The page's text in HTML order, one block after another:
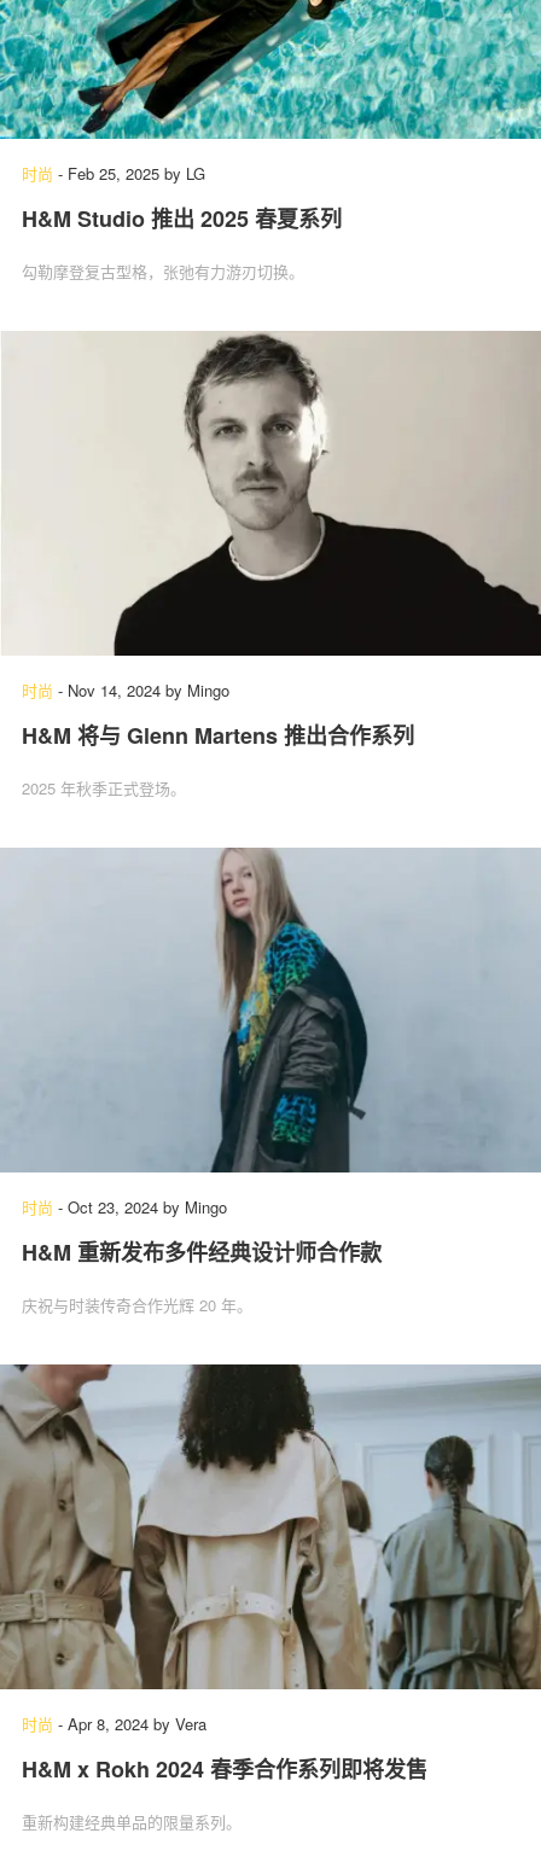
时尚 - Feb 25, 2025 by LG
H&M Studio 推出 2025 春夏系列
勾勒摩登复古型格，张弛有力游刃切换。
时尚 - Nov 14, 2024 by Mingo
H&M 将与 Glenn Martens 推出合作系列
2025 年秋季正式登场。
时尚 - Oct 23, 2024 by Mingo
H&M 重新发布多件经典设计师合作款
庆祝与时装传奇合作光辉 20 年。
时尚 - Apr 8, 2024 by Vera
H&M x Rokh 2024 春季合作系列即将发售
重新构建经典单品的限量系列。